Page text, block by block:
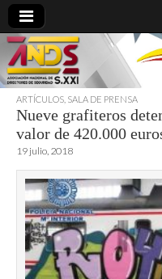
ARTÍCULOS SALA DE PRENSA
Nueve grafiteros
valor de 420.000
19 julio, 2018